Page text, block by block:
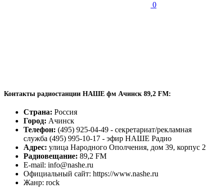
0
Контакты радиостанции НАШЕ фм Ачинск 89,2 FM:
Страна: Россия
Город: Ачинск
Телефон: (495) 925-04-49 - секретариат/рекламная
служба (495) 995-10-17 - эфир НАШЕ Радио
Адрес: улица Народного Ополчения, дом 39, корпус 2
Радиовещание: 89,2 FM
E-mail: info@nashe.ru
Официальный сайт: https://www.nashe.ru
Жанр: rock